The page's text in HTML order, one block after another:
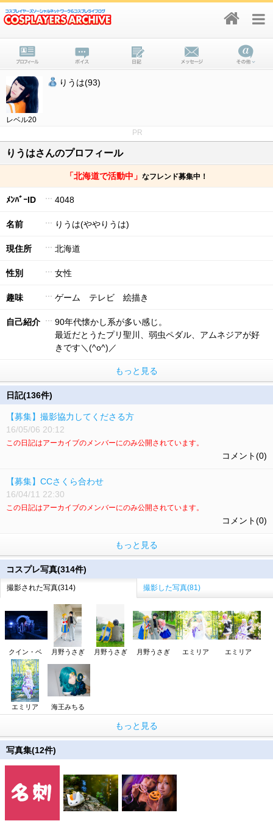
レベル20
りうは(93)
PR
りうはさんのプロフィール
「北海道で活動中」 なフレンド募集中！
ﾒﾝﾊﾞｰID 4048
名前 りうは(ややりうは)
現住所 北海道
性別 女性
趣味 ゲーム テレビ 絵描き
自己紹介
90年代懐かし系が多い感じ。
最近だとうたプリ聖川、弱虫ペダル、アムネジアが好
きです＼(^o^)／
もっと見る
日記(136件)
【募集】撮影協力してくださる方
16/05/06 20:12
この日記はアーカイブのメンバーにのみ公開されています。
コメント(0)
【募集】CCさくら合わせ
16/04/11 22:30
この日記はアーカイブのメンバーにのみ公開されています。
コメント(0)
もっと見る
コスプレ写真(314件)
撮影された写真(314) 撮影した写真(81)
クイン・ベ 月野うさぎ 月野うさぎ 月野うさぎ エミリア エミリア
エミリア 海王みちる
もっと見る
写真集(12件)